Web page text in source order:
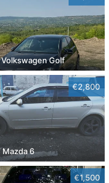
Golf
€2,800
6
€1,500